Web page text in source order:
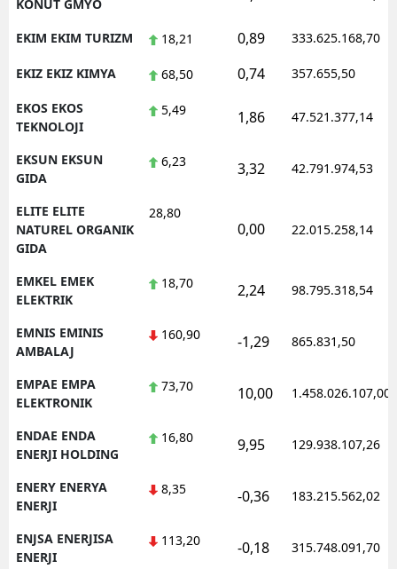
KONUT GMYO
EKIM EKIM TURIZM 18,21 0,89 333.625.168,70
EKIZ EKIZ KIMYA 68,50 0,74 357.655,50
EKOS EKOS
TEKNOLOJI
5,49 1,86 47.521.377,14
EKSUN EKSUN
GIDA
6,23 3,32 42.791.974,53
ELITE ELITE
NATUREL ORGANIK
GIDA
28,80
0,00 22.015.258,14
EMKEL EMEK
ELEKTRIK
18,70 2,24 98.795.318,54
EMNIS EMINIS
AMBALAJ
160,90 -1,29 865.831,50
EMPAE EMPA
ELEKTRONIK
73,70 10,00 1.458.026.107,00
ENDAE ENDA
ENERJI HOLDING
16,80 9,95 129.938.107,26
ENERY ENERYA
ENERJI
8,35 -0,36 183.215.562,02
ENJSA ENERJISA
ENERJI
113,20 -0,18 315.748.091,70